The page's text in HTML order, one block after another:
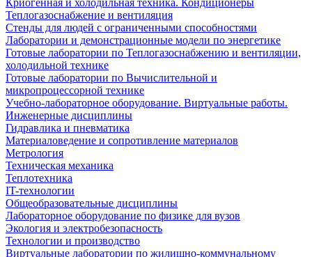
Криогенная и холодильная техника. Кондиционеры
Теплогазоснабжение и вентиляция
Стенды для людей с ограниченными способностями
Лаборатории и демонстрационные модели по энергетике
Готовые лаборатории по Теплогазоснабжению и вентиляции,
холодильной технике
Готовые лаборатории по Вычислительной и
микропроцессорной технике
Учебно-лабораторное оборудование. Виртуальные работы.
Инженерные дисциплины
Гидравлика и пневматика
Материаловедение и сопротивление материалов
Метрология
Техническая механика
Теплотехника
IT-технологии
Общеобразовательные дисциплины
Лабораторное оборудование по физике для вузов
Экология и электробезопасность
Технологии и производство
Виртуальные лаборатории по жилищно-коммунальному